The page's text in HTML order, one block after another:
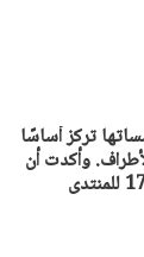
تركز أساسًا
وأكدت أن
افتتاح «إيجبس 2026» بحضور دولي